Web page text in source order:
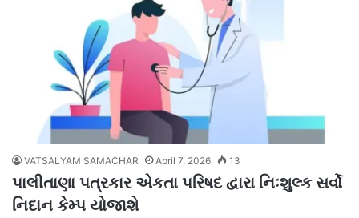
VATSALYAM SAMACHAR April 7, 2026 13
પાલીતાણા પત્રકાર એકતા પરિષદ દ્વારા નિઃશુલ્ક સર્વો
નિદાન કેમ્પ યોજાશે